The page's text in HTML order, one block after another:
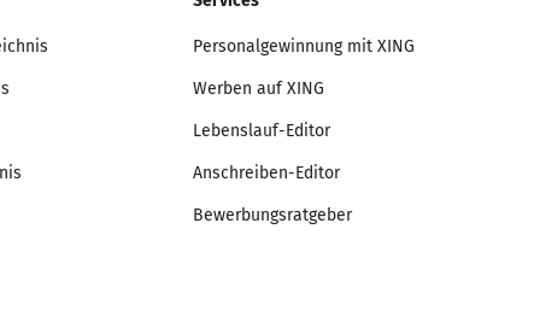
Personalgewinnung mit XING
Werben auf XING
Lebenslauf-Editor
Anschreiben-Editor
Bewerbungsratgeber